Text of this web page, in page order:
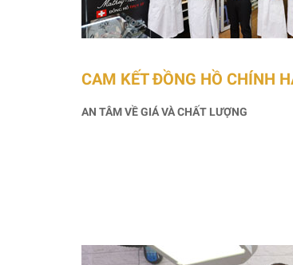
CAM KẾT ĐỒNG HỒ CHÍNH
AN TÂM VỀ GIÁ VÀ CHẤT LƯỢNG